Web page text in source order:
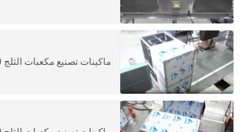
ماكينات تصنيع مكعبات الثلج CV1000